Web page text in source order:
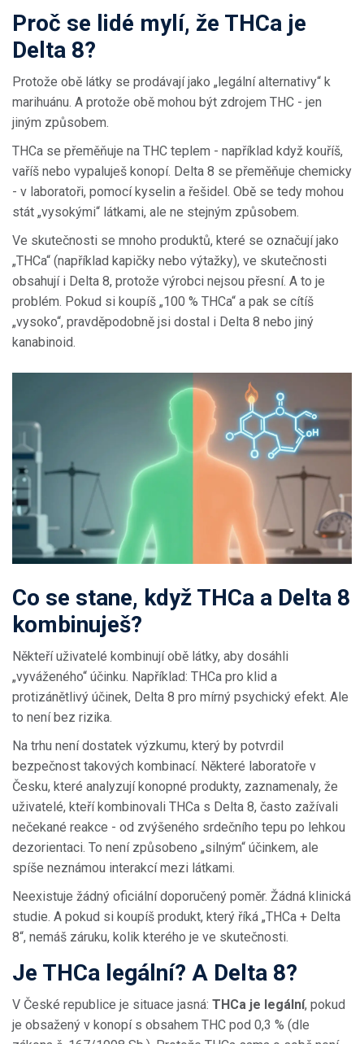
Proč se lidé mylí, že THCa je
Delta 8?
Protože obě látky se prodávají jako „legální alternativy“ k
marihuánu. A protože obě mohou být zdrojem THC - jen
jiným způsobem.
THCa se přeměňuje na THC teplem - například když kouříš,
vaříš nebo vypaluješ konopí. Delta 8 se přeměňuje chemicky
- v laboratoři, pomocí kyselin a řešidel. Obě se tedy mohou
stát „vysokými“ látkami, ale ne stejným způsobem.
Ve skutečnosti se mnoho produktů, které se označují jako
„THCa“ (například kapičky nebo výtažky), ve skutečnosti
obsahují i Delta 8, protože výrobci nejsou přesní. A to je
problém. Pokud si koupíš „100 % THCa“ a pak se cítíš
„vysoko“, pravděpodobně jsi dostal i Delta 8 nebo jiný
kanabinoid.
Co se stane, když THCa a Delta 8
kombinuješ?
Někteří uživatelé kombinují obě látky, aby dosáhli
„vyváženého“ účinku. Například: THCa pro klid a
protizánětlivý účinek, Delta 8 pro mírný psychický efekt. Ale
to není bez rizika.
Na trhu není dostatek výzkumu, který by potvrdil
bezpečnost takových kombinací. Některé laboratoře v
Česku, které analyzují konopné produkty, zaznamenaly, že
uživatelé, kteří kombinovali THCa s Delta 8, často zažívali
nečekané reakce - od zvýšeného srdečního tepu po lehkou
dezorientaci. To není způsobeno „silným“ účinkem, ale
spíše neznámou interakcí mezi látkami.
Neexistuje žádný oficiální doporučený poměr. Žádná klinická
studie. A pokud si koupíš produkt, který říká „THCa + Delta
8“, nemáš záruku, kolik kterého je ve skutečnosti.
Je THCa legální? A Delta 8?
V České republice je situace jasná: THCa je legální, pokud
je obsažený v konopí s obsahem THC pod 0,3 % (dle